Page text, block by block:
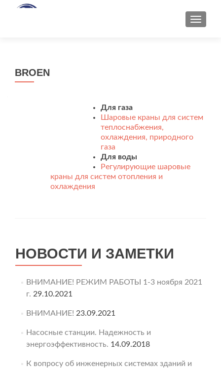
BROEN
Для газа
Шаровые краны для систем
теплоснабжения,
охлаждения, природного
газа
Для воды
Регулирующие шаровые
краны для систем отопления и
охлаждения
НОВОСТИ И ЗАМЕТКИ
ВНИМАНИЕ! РЕЖИМ РАБОТЫ 1-3 ноября 2021
г. 29.10.2021
ВНИМАНИЕ! 23.09.2021
Насосные станции. Надежность и
энергоэффективность. 14.09.2018
К вопросу об инженерных системах зданий и